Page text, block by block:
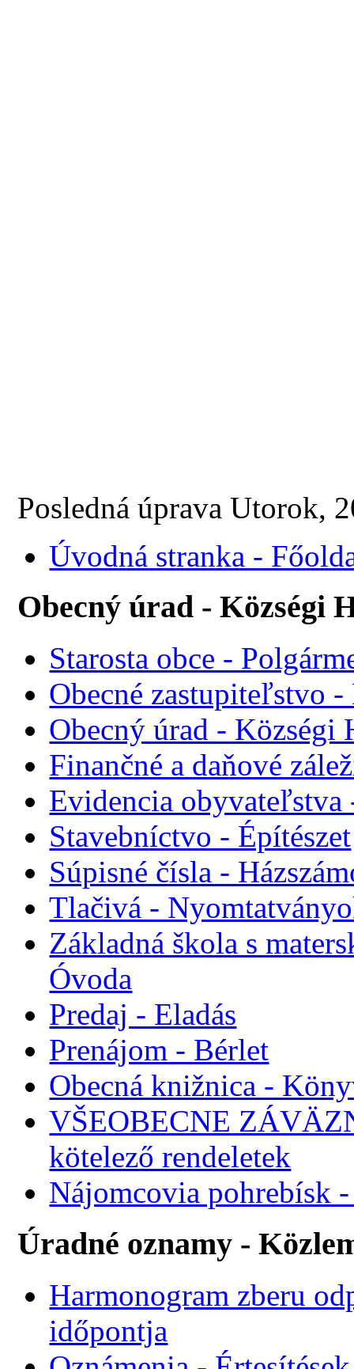
Posledná úprava Utorok,
Úvodná stranka -
Obecný úrad - Községi
Starosta obce -
Obecné zastupiteľstvo
Obecný úrad - Községi
Finančné a daňové
Evidencia obyvateľstva
Stavebníctvo - Építészet
Súpisné čísla -
Tlačivá -
Základná škola s
Óvoda
Predaj - Eladás
Prenájom - Bérlet
Obecná knižnica -
VŠEOBECNE
kötelező rendeletek
Nájomcovia pohrebísk
Úradné oznamy -
Harmonogram zberu
időpontja